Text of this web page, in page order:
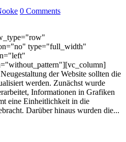
0 Comments
type="full_width"
der Website sollten die
werden. Zunächst wurde
Informationen in Grafiken
eine Einheitlichkeit in die
Darüber hinaus wurden die...